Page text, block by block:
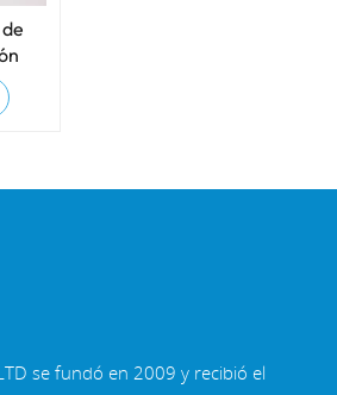
se fundó en 2009 y recibió el